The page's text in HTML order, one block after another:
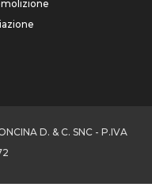
D. & C. SNC - P.IVA